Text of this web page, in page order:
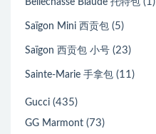
Saïgon Mini 西贡包 (5)
Saïgon 西贡包 小号 (23)
Sainte-Marie 手拿包 (11)
Gucci (435)
GG Marmont (73)